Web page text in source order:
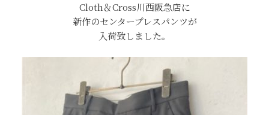
Cloth＆Cross川西阪急店に
新作のセンタープレスパンツが
入荷致しました。